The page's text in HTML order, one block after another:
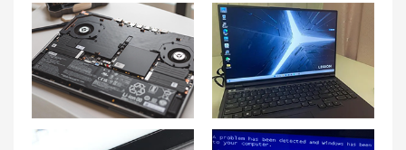
拯救者R9000P的硬盘接口、固态硬盘接口及硬盘读取速度解析 联想拯救者Y9000P内存升级如何加固态硬盘